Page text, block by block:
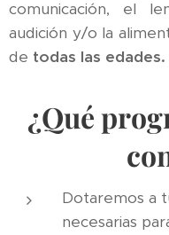
comunicación, el
audición y/o la
de todas las edades.
¿Qué
Dotaremos a
necesarias